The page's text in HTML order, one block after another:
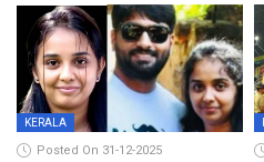
നിലയിൽ
KERALA
Posted On 31-12-2025